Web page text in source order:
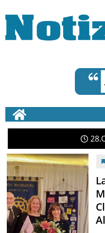
28